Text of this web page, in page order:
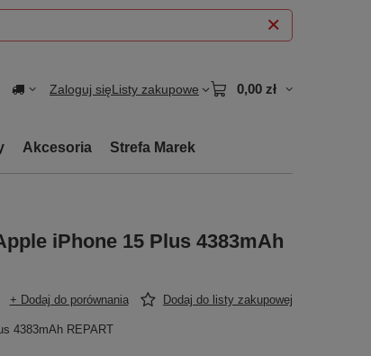
Zaloguj sięListy zakupowe 0,00 zł
Akcesoria Strefa Marek
iPhone 15 Plus 4383mAh
+ Dodaj do porównania Dodaj do listy zakupowej
4383mAh REPART